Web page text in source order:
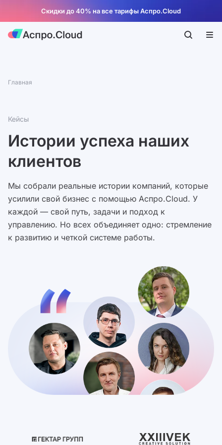
Скидки до 40% на все тарифы Аспро.Cloud
Главная
Кейсы
Истории успеха наших
клиентов
Мы собрали реальные истории компаний, которые
усилили свой бизнес с помощью Аспро.Cloud. У
каждой — свой путь, задачи и подход к
управлению. Но всех объединяет одно: стремление
к развитию и четкой системе работы.